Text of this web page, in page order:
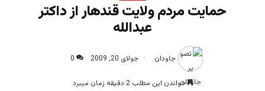
حمايت مردم ولايت قندهار از داكتر
عبدالله
جاودان جولای 20, 2009 0
خواندن این مطلب 2 دقیقه زمان میبرد